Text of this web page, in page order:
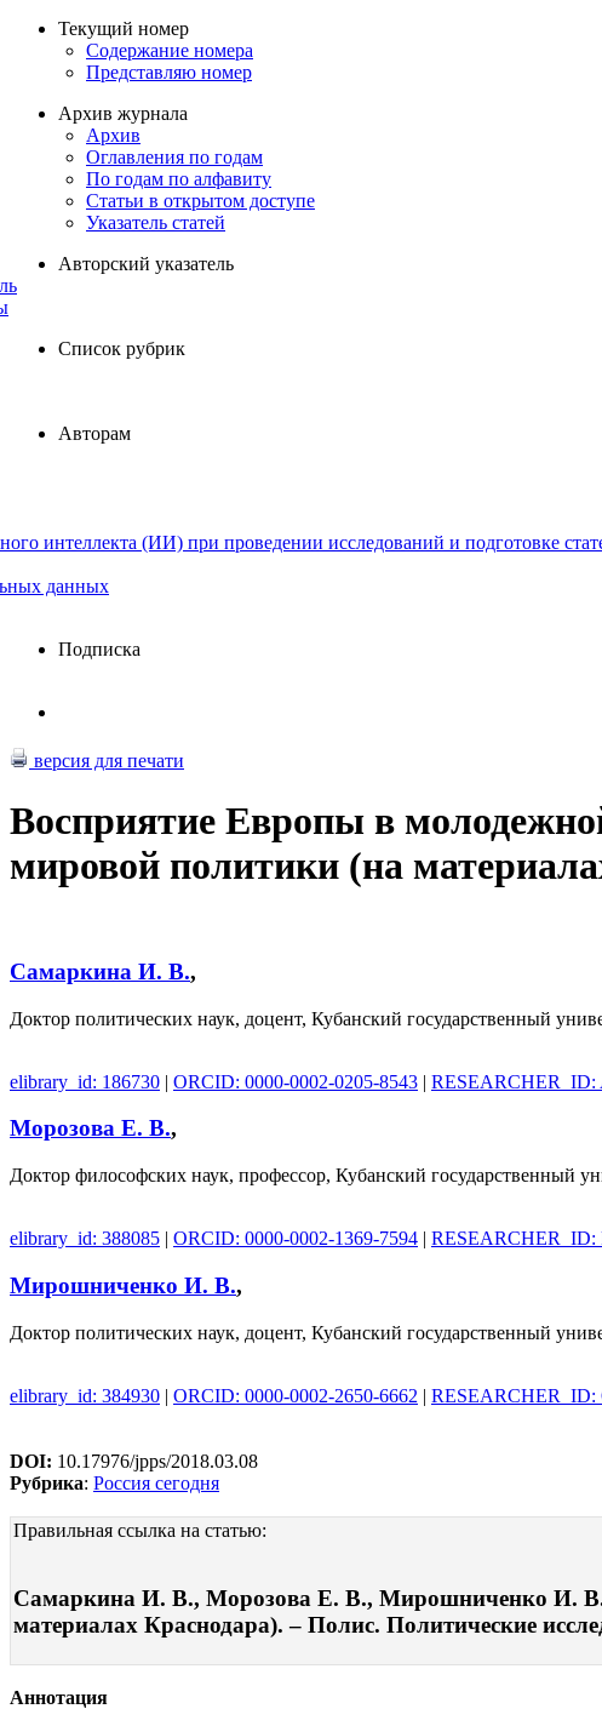
Текущий номер
Содержание номера
Представляю номер
Архив журнала
Архив
Оглавления по годам
По годам по алфавиту
Статьи в открытом доступе
Указатель статей
Авторский указатель
Список рубрик
Авторам
интеллекта (ИИ) при проведении исследований и подготовке
данных
Подписка
версия для печати
Восприятие Европы в
мировой политики (на
Самаркина И. В.,
Доктор политических наук, доцент, Кубанский государственный
elibrary_id: 186730 | ORCID: 0000-0002-0205-8543 | RESEARCHER_ID:
Морозова Е. В.,
Доктор философских наук, профессор, Кубанский государственный
elibrary_id: 388085 | ORCID: 0000-0002-1369-7594 | RESEARCHER_ID:
Мирошниченко И. В.,
Доктор политических наук, доцент, Кубанский государственный
elibrary_id: 384930 | ORCID: 0000-0002-2650-6662 | RESEARCHER_ID:
DOI: 10.17976/jpps/2018.03.08
Рубрика: Россия сегодня
Правильная ссылка на статью:
Самаркина И. В., Морозова Е. В., Мирошниченко И. В.
материалах Краснодара). – Полис. Политические
Аннотация